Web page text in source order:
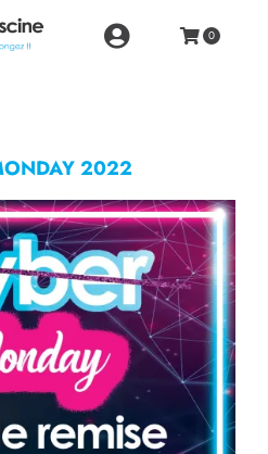
2022